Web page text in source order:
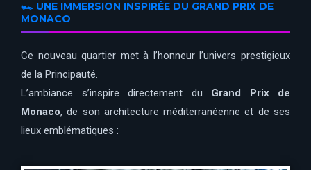
🏎️ UNE IMMERSION INSPIRÉE DU GRAND PRIX DE
MONACO
Ce nouveau quartier met à l’honneur l’univers prestigieux
de la Principauté.
L’ambiance s’inspire directement du Grand Prix de
Monaco, de son architecture méditerranéenne et de ses
lieux emblématiques :